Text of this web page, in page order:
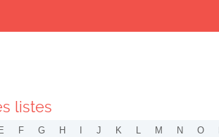
listes
E F G H J K L M N O